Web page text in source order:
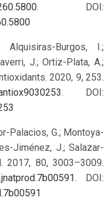
. DOI:
Alquisiras-Burgos, I.;
J.; Ortiz-Plata, A.;
2020, 9, 253.
. DOI:
Palacios, G.; Montoya-
Jiménez, J.; Salazar-
2017, 80, 3003–3009.
. DOI: